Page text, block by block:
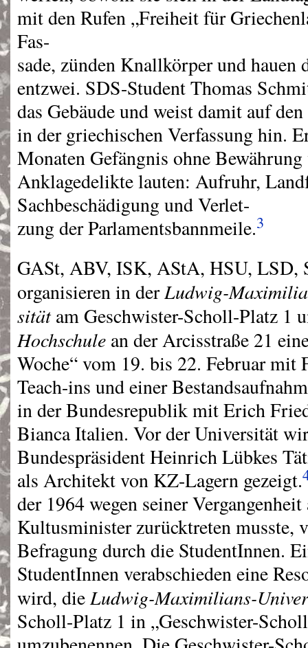
mit den Rufen „Freiheit für
Fas-
sade, zünden Knallkörper und hauen
entzwei. SDS-Student Thomas
das Gebäude und weist damit auf
in der griechischen Verfassung hin.
Monaten Gefängnis ohne
Anklagedelikte lauten: Aufruhr,
Sachbeschädigung und Verlet-
zung der Parlamentsbannmeile.3
GASt, ABV, ISK, AStA, HSU, LSD,
organisieren in derLudwig-
sitätam Geschwister-Scholl-Platz 1
Hochschule an der Arcisstraße 21
Woche“ vom 19. bis 22. Februar
Teach-ins und einer
in der Bundesrepublik mit Erich
Bianca Italien. Vor der Universität
Bundespräsident Heinrich Lübkes
als Architekt von KZ-Lagern gezeigt.
der 1964 wegen seiner
Kultusminister zurücktreten musste,
Befragung durch die StudentInnen.
StudentInnen verabschieden eine
wird, dieLudwig-Maximilians-
Scholl-Platz 1 in „Geschwister-